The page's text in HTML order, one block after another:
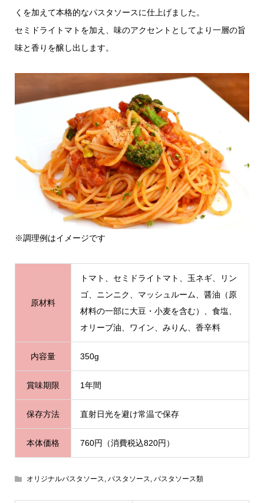
くを加えて本格的なパスタソースに仕上げました。
セミドライトマトを加え、味のアクセントとしてより一層の旨
味と香りを醸し出します。
※調理例はイメージです
原材料
トマト、セミドライトマト、玉ネギ、リン
ゴ、ニンニク、マッシュルーム、醤油（原
材料の一部に大豆・小麦を含む）、食塩、
オリーブ油、ワイン、みりん、香辛料
内容量 350g
賞味期限 1年間
保存方法 直射日光を避け常温で保存
本体価格 760円（消費税込820円）
オリジナルパスタソース, パスタソース, パスタソース類